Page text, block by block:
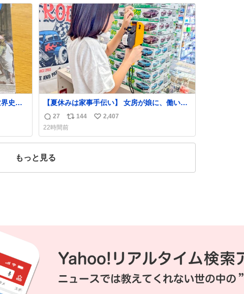
数
ス
ト
数
ね
数
史が
【夏休みは家事手伝い】 女房が娘に、働いた
らバイト代もらえば？と言ったら、娘は、い
らない、と言って黙々と働いてくれました。
あとでソフトクリーム買ってやろうと思いま
した。
返
信
数
27
リ
ポ
ス
144
い
ね
2,407
22時間前
もっと見る